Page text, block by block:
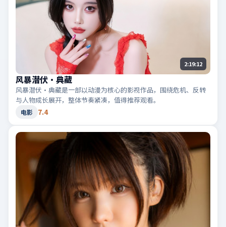
2:19:12
风暴潜伏·典藏
风暴潜伏·典藏是一部以动漫为核心的影视作品，围绕危机、反转
与人物成长展开，整体节奏紧凑，值得推荐观看。
电影 7.4